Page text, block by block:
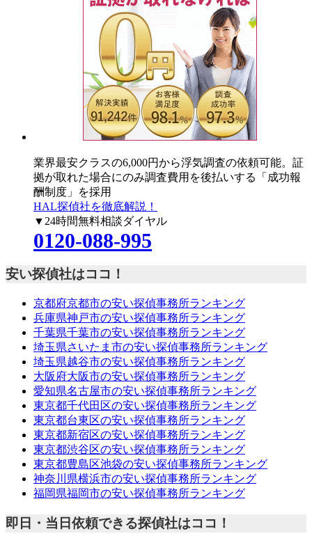
業界最安クラスの6,000円から浮気調査の依頼可能。証
拠が取れた場合にのみ調査費用を後払いする「成功報
酬制度」を採用
HAL探偵社を徹底解説！
▼24時間無料相談ダイヤル
0120-088-995
安い探偵社はココ！
京都府京都市の安い探偵事務所ランキング
兵庫県神戸市の安い探偵事務所ランキング
千葉県千葉市の安い探偵事務所ランキング
埼玉県さいたま市の安い探偵事務所ランキング
埼玉県越谷市の安い探偵事務所ランキング
大阪府大阪市の安い探偵事務所ランキング
愛知県名古屋市の安い探偵事務所ランキング
東京都千代田区の安い探偵事務所ランキング
東京都台東区の安い探偵事務所ランキング
東京都新宿区の安い探偵事務所ランキング
東京都渋谷区の安い探偵事務所ランキング
東京都豊島区池袋の安い探偵事務所ランキング
神奈川県横浜市の安い探偵事務所ランキング
福岡県福岡市の安い探偵事務所ランキング
即日・当日依頼できる探偵社はココ！